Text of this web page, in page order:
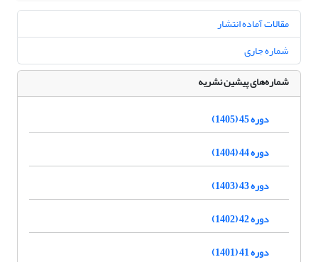
مقالات آماده انتشار
شماره جاری
شماره‌های پیشین نشریه
دوره 45 (1405)
دوره 44 (1404)
دوره 43 (1403)
دوره 42 (1402)
دوره 41 (1401)